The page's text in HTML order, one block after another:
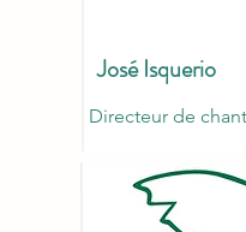
José Isquerio
Directeur de